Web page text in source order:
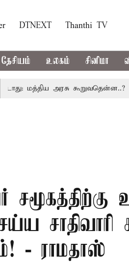
DTNEXT Thanthi TV
தேசியம் உலகம் சினிமா
மத்திய அரசு கூறுவதென்ன..?
- ராமதாஸ்